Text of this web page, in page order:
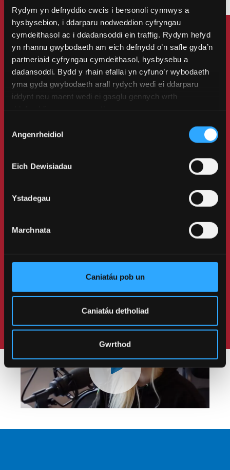
Rydym yn defnyddio cwcis i bersonoli cynnwys a
hysbysebion, i ddarparu nodweddion cyfryngau
cymdeithasol ac i ddadansoddi ein traffig. Rydym hefyd
yn rhannu gwybodaeth am eich defnydd o’n safle gyda’n
partneriaid cyfryngau cymdeithasol, hysbysebu a
dadansoddi. Bydd y rhain efallai yn cyfuno’r wybodaeth
yma gyda gwybodaeth arall rydych wedi ei ddarparu
iddynt neu maent wedi ei gasglu gennych wrth
Caniatâd
Angenrheidiol
Eich Dewisiadau
Ystadegau
Marchnata
Caniatáu pob un
Caniatáu detholiad
Gwrthod
Addysg o'r radd flaenaf
Cewch addysg o'r safon
uchaf yma ym Mangor - a'r hyn
chyfeillgar.
Mae ein cyfleusterau yn cynnwys
ardaloedd dysgu cymdeithasol,
Gwyliwch y fideo i ddarganfod
mwy.